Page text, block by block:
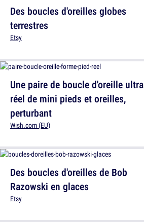
Une paire de boucle d'oreille ultra
réel de mini pieds et oreilles,
perturbant
Wish.com (EU)
Des boucles d'oreilles globes
terrestres
Etsy
Des boucles d'oreilles de Bob
Razowski en glaces
Etsy